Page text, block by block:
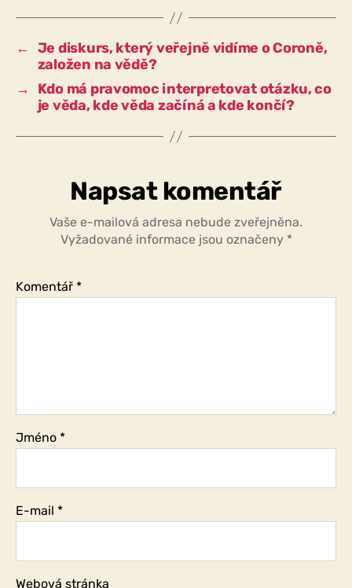
byla
základem
veřejný
diskurz
koroně,
reagovat
než
se
značné
← Je diskurs, který veřejně vidíme o Coroně,
založen na vědě?
→
Kdo má pravomoc interpretovat otázku, co
je věda, kde věda začíná a kde končí?
Napsat komentář
Vaše e-mailová adresa nebude zveřejněna.
Vyžadované informace jsou označeny *
Komentář *
Jméno *
E-mail *
Webová stránka